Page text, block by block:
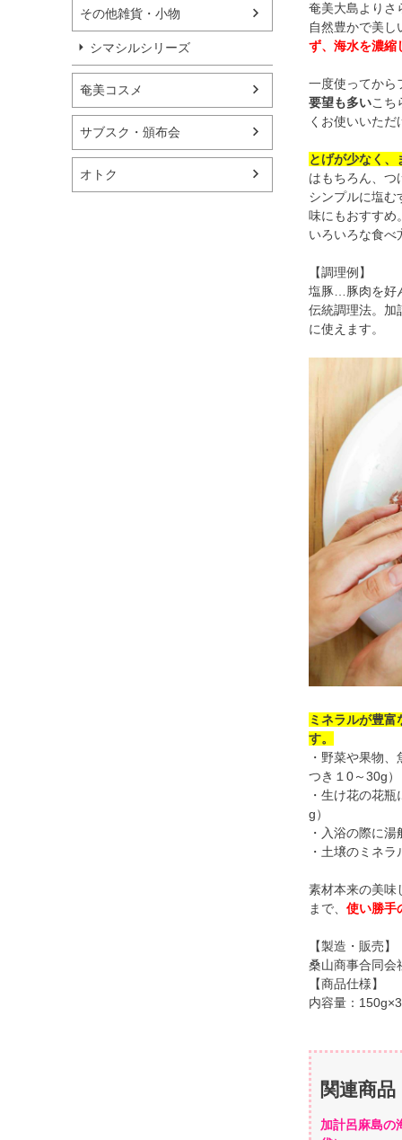
その他雑貨・小物
シマシルシリーズ
奄美コスメ
サブスク・頒布会
オトク
奄美大島よりさ
自然豊かで美
ず、海水を濃縮
一度使ってから
要望も多いこち
くお使いいただ
とげが少なく
はもちろん、つ
シンプルに塩む
味にもおすすめ
いろいろな食べ
【調理例】
塩豚…豚肉を好
伝統調理法。加
に使えます。
ミネラルが豊
す。
・野菜や果物
つき１0～30g）
・生け花の花
g）
・入浴の際に
・土壌のミネ
素材本来の美味
まで、 使い勝手
【製造・販売】
桑山商事合同会
【商品仕様】
内容量：
関連商品
加計呂麻島